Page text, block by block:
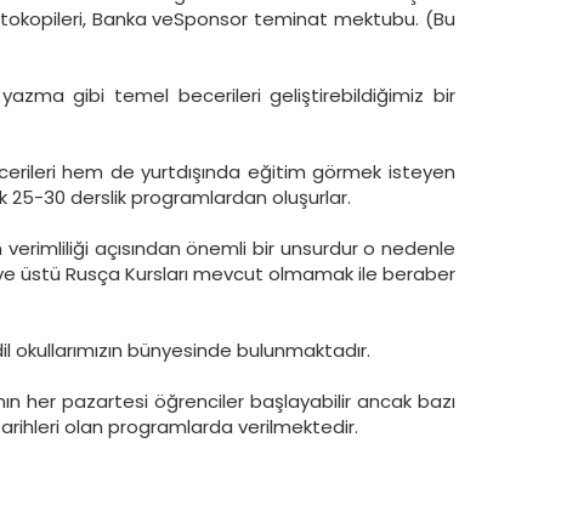
Banka veSponsor teminat mektubu. (Bu
gibi temel becerileri geliştirebildiğimiz bir
hem de yurtdışında eğitim görmek isteyen
25-30 derslik programlardan oluşurlar.
açısından önemli bir unsurdur o nedenle
üstü Rusça Kursları mevcut olmamak ile beraber
bünyesinde bulunmaktadır.
her pazartesi öğrenciler başlayabilir ancak bazı
olan programlarda verilmektedir.